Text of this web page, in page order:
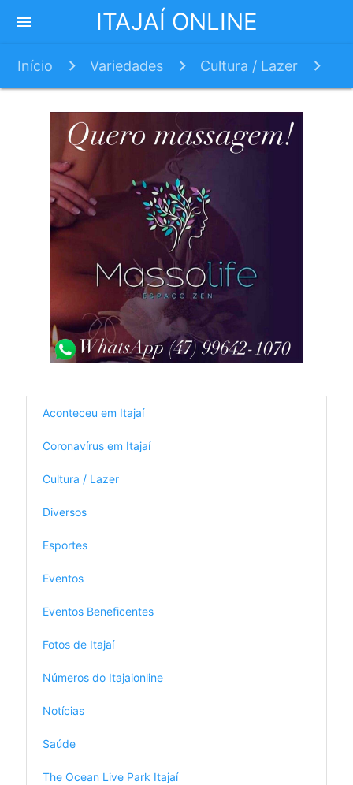
ITAJAÍ ONLINE
menu
Início Variedades Cultura / Lazer
Fios de Prata inicia ensaios para 2026 e abre
vagas para novas integrantes
Aconteceu em Itajaí
Coronavírus em Itajaí
Cultura / Lazer
Diversos
Esportes
Eventos
Eventos Beneficentes
Fotos de Itajaí
Números do Itajaionline
Notícias
Saúde
The Ocean Live Park Itajaí